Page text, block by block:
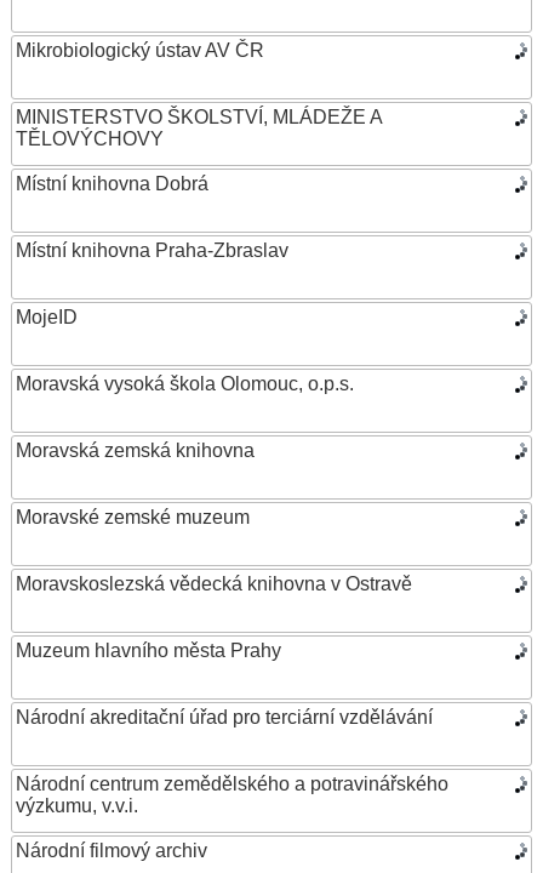
Mikrobiologický ústav AV ČR
MINISTERSTVO ŠKOLSTVÍ, MLÁDEŽE A
TĚLOVÝCHOVY
Místní knihovna Dobrá
Místní knihovna Praha-Zbraslav
MojeID
Moravská vysoká škola Olomouc, o.p.s.
Moravská zemská knihovna
Moravské zemské muzeum
Moravskoslezská vědecká knihovna v Ostravě
Muzeum hlavního města Prahy
Národní akreditační úřad pro terciární vzdělávání
Národní centrum zemědělského a potravinářského
výzkumu, v.v.i.
Národní filmový archiv